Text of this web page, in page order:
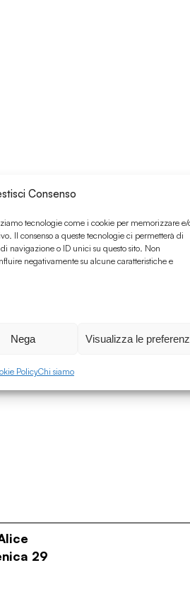
Consenso
tecnologie come i cookie per memorizzare e/
Il consenso a queste tecnologie ci permetterà di
navigazione o ID unici su questo sito. Non
negativamente su alcune caratteristiche e
Nega Visualizza le
PolicyChi siamo
marzo
29